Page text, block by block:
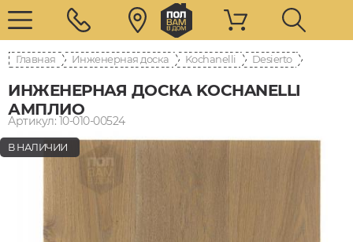
Главная Инженерная доска Kochanelli Desierto
ИНЖЕНЕРНАЯ ДОСКА KOCHANELLI
АМПЛИО
Артикул: 10-010-00524
В НАЛИЧИИ